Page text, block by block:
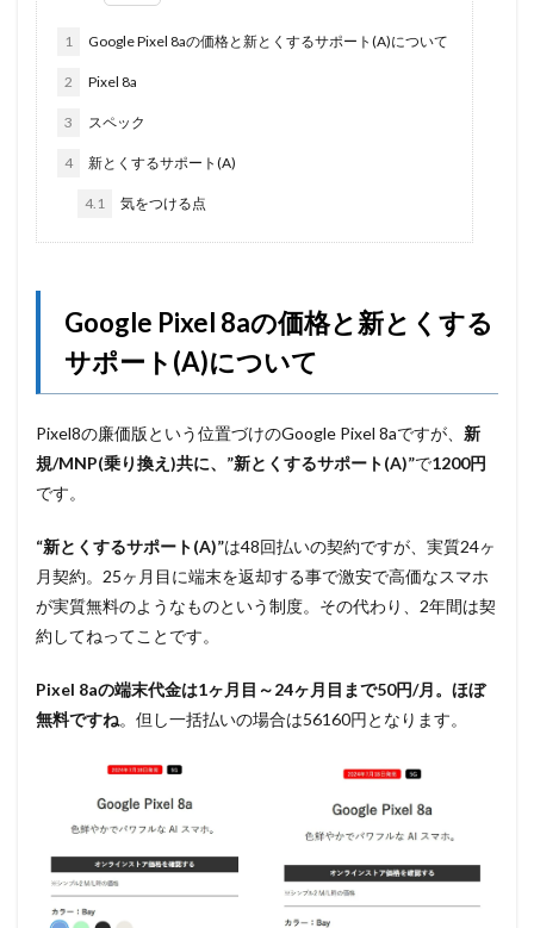
1 Google Pixel 8aの価格と新とくするサポート(A)について
2 Pixel 8a
3 スペック
4 新とくするサポート(A)
4.1 気をつける点
Google Pixel 8aの価格と新とくする
サポート(A)について
Pixel8の廉価版という位置づけのGoogle Pixel 8aですが、 新
規/MNP(乗り換え)共に、”新とくするサポート(A)”で1200円
です。
“新とくするサポート(A)”は48回払いの契約ですが、実質24ヶ
月契約。25ヶ月目に端末を返却する事で激安で高価なスマホ
が実質無料のようなものという制度。その代わり、2年間は契
約してねってことです。
Pixel 8aの端末代金は1ヶ月目～24ヶ月目まで50円/月。ほぼ
無料ですね。但し一括払いの場合は56160円となります。